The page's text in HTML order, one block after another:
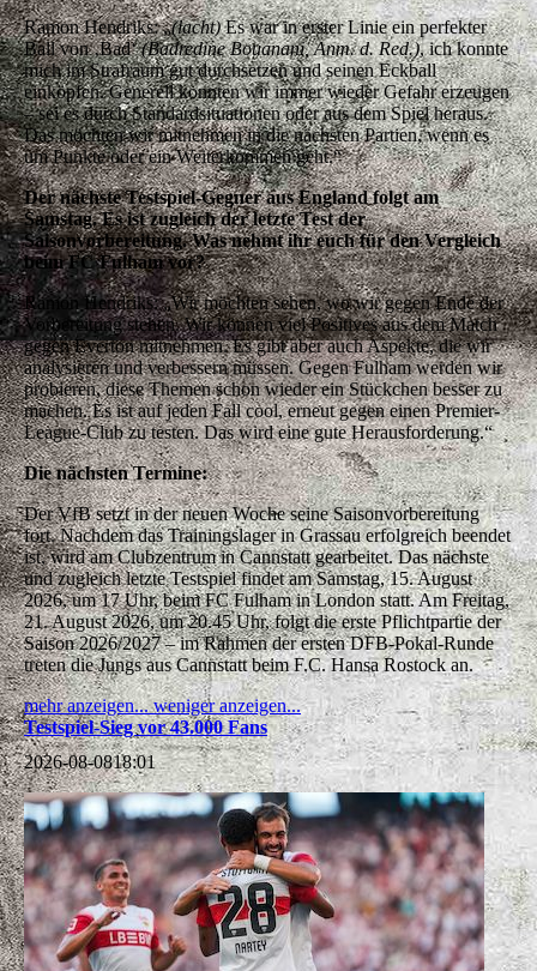
Ramon Hendriks:„(lacht)Es war in erster Linie ein perfekter
Ball von ‚Bad‘(Badredine Bouanani, Anm. d. Red.), ich konnte
mich im Strafraum gut durchsetzen und seinen Eckball
einköpfen. Generell konnten wir immer wieder Gefahr erzeugen
– sei es durch Standardsituationen oder aus dem Spiel heraus.
Das möchten wir mitnehmen in die nächsten Partien, wenn es
um Punkte oder ein Weiterkommen geht.“
Der nächste Testspiel-Gegner aus England folgt am
Samstag. Es ist zugleich der letzte Test der
Saisonvorbereitung. Was nehmt ihr euch für den Vergleich
beim FC Fulham vor?
Ramon Hendriks:„Wir möchten sehen, wo wir gegen Ende der
Vorbereitung stehen. Wir können viel Positives aus dem Match
gegen Everton mitnehmen. Es gibt aber auch Aspekte, die wir
analysieren und verbessern müssen. Gegen Fulham werden wir
probieren, diese Themen schon wieder ein Stückchen besser zu
machen. Es ist auf jeden Fall cool, erneut gegen einen Premier-
League-Club zu testen. Das wird eine gute Herausforderung.“
Die nächsten Termine:
Der VfB setzt in der neuen Woche seine Saisonvorbereitung
fort. Nachdem das Trainingslager in Grassau erfolgreich beendet
ist, wird am Clubzentrum in Cannstatt gearbeitet. Das nächste
und zugleich letzte Testspiel findet am Samstag, 15. August
2026, um 17 Uhr, beim FC Fulham in London statt.Am Freitag,
21. August 2026, um 20.45 Uhr, folgt die erste Pflichtpartie der
Saison 2026/2027 – im Rahmen der ersten DFB-Pokal-Runde
treten die Jungs aus Cannstatt beim F.C. Hansa Rostock an.
mehr anzeigen...weniger anzeigen...
Testspiel-Sieg vor 43.000 Fans
2026-08-0818:01